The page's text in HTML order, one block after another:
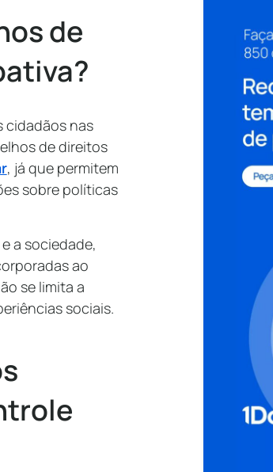
de
cidadãos nas
de direitos
, já que permitem
sobre políticas
a sociedade,
ao
se limita a
sociais.